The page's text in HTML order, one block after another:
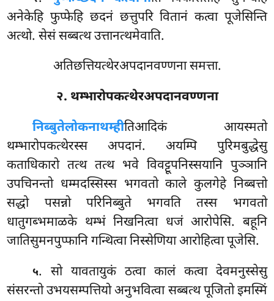
अनेकेहि फुप्फेहि छदनं छत्तुपरि वितानं कत्वा पूजेसिन्ति
अत्थो. सेसं सब्बत्थ उत्तानत्थमेवाति.
अतिछत्तियत्थेरअपदानवण्णना समत्ता.
२. थम्भारोपकत्थेरअपदानवण्णना
निब्बुतेलोकनाथम्हीतिआदिकं आयस्मतो
थम्भारोपकत्थेरस्स अपदानं. अयम्पि पुरिमबुद्धेसु
कताधिकारो तत्थ तत्थ भवे विवट्टूपनिस्सयानि पुञ्ञानि
उपचिनन्तो धम्मदस्सिस्स भगवतोकाले कुलगेहे निब्बत्तो
सद्धो पसन्नो परिनिब्बुते भगवति तस्स भगवतो
धातुगब्भमाळके थम्भं निखनित्वा धजं आरोपेसि. बहूनि
जातिसुमनपुप्फानि गन्थित्वा निस्सेणिया आरोहित्वा पूजेसि.
५. सो यावतायुकं ठत्वा कालं कत्वा देवमनुस्सेसु
संसरन्तो उभयसम्पत्तियो अनुभवित्वा सब्बत्थ पूजितो इमस्मिं